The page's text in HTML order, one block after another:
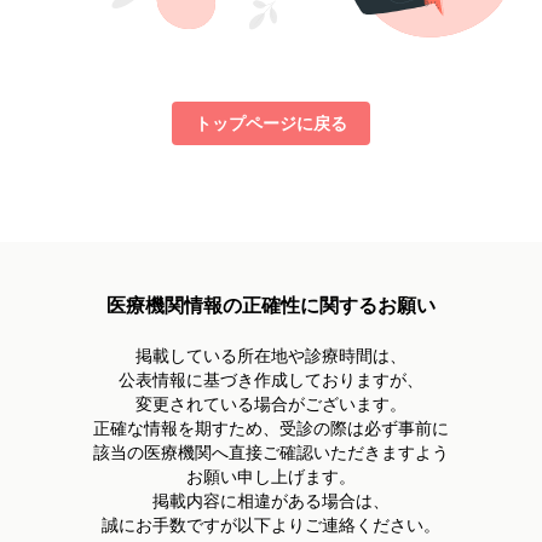
トップページに戻る
医療機関情報の正確性に関するお願い
掲載している所在地や診療時間は、
公表情報に基づき作成しておりますが、
変更されている場合がございます。
正確な情報を期すため、受診の際は必ず事前に
該当の医療機関へ直接ご確認いただきますよう
お願い申し上げます。
掲載内容に相違がある場合は、
誠にお手数ですが以下よりご連絡ください。